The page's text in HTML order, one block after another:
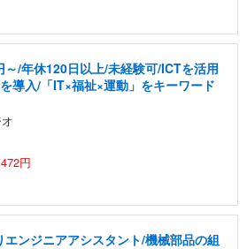
椅子 腰サポート 90度跳ね上げ式アーム
ヘッドレスト ハンガー付き 高反発クッシ
ェア 通気性メッシュ ゲーミング/勉強/事
れ パソコンチェア (ホワイト)
オフィスチェア デスクチェア 肘なし メ
性 ランバーサポート付き 腰サポート ガ
行58.5×高さ84～96cm テレワーク 在宅
ピーカー内蔵 高さ調整 スイベル VESA対
ビジネス向け
24.5inch/280Hz/FHD】GRAPHT THE S
Gaming Monitor 24” Essential ゲーミン
保証 | 輝点保証 | 日本メーカー)
用 ワイド 100枚入 (x 1) (ケース販売)
ーヤマ ペットシーツ 超厚型 お徳用 レギ
～/年休120日以上/未経験可/ICTを活用
導入/「IT×福祉×運動」をキーワード
円
ンジニアアシスタント/機械部品の組